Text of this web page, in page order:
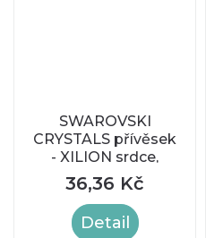
SWAROVSKI
CRYSTALS přívěsek
- XILION srdce,
crystal AB,
10,3x10mm
36,36 Kč
Detail